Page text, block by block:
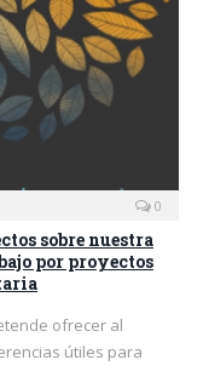
0
sobre nuestra
por proyectos
ofrecer al
útiles para